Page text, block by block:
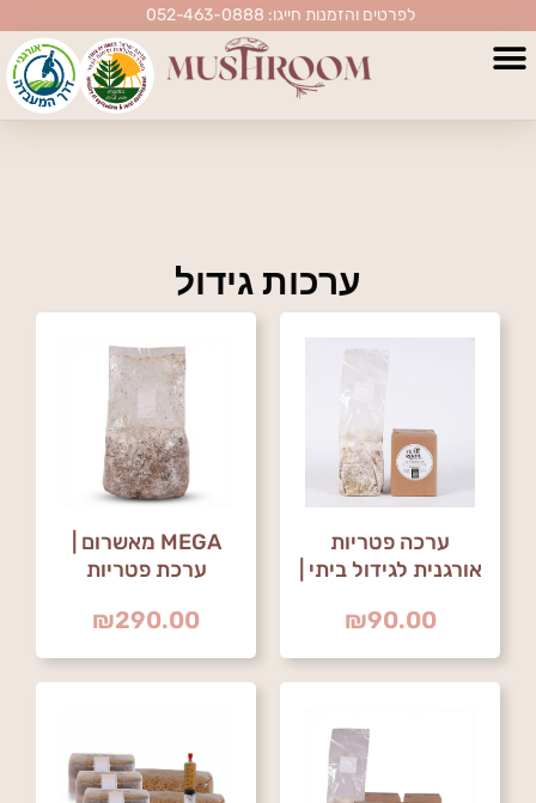
לפרטים והזמנות חייגו: 052-463-0888
ערכות גידול
ערכה פטריות
אורגנית לגידול ביתי |
ביתי₪90.00
MEGA מאשרום |
ערכת פטריות
₪290.00